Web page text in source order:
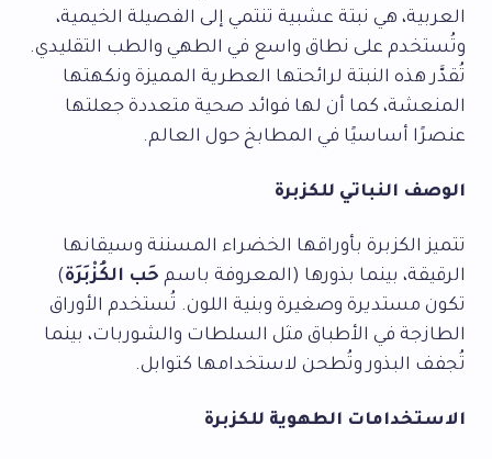
العربية، هي نبتة عشبية تنتمي إلى الفصيلة الخيمية،
وتُستخدم على نطاق واسع في الطهي والطب التقليدي.
تُقدَّر هذه النبتة لرائحتها العطرية المميزة ونكهتها
المنعشة، كما أن لها فوائد صحية متعددة جعلتها
عنصرًا أساسيًا في المطابخ حول العالم.
الوصف النباتي للكزبرة
تتميز الكزبرة بأوراقها الخضراء المسننة وسيقانها
الرقيقة، بينما بذورها (المعروفة باسم حَب الكُزْبَرَة)
تكون مستديرة وصغيرة وبنية اللون. تُستخدم الأوراق
الطازجة في الأطباق مثل السلطات والشوربات، بينما
تُجفف البذور وتُطحن لاستخدامها كتوابل.
الاستخدامات الطهوية للكزبرة